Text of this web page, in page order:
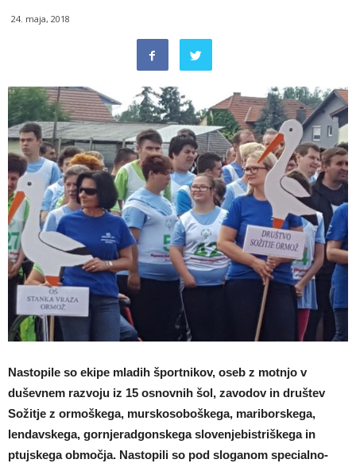
24. maja, 2018
Nastopile so ekipe mladih športnikov, oseb z motnjo v
duševnem razvoju iz 15 osnovnih šol, zavodov in društev
Sožitje z ormoškega, murskosoboškega, mariborskega,
lendavskega, gornjeradgonskega slovenjebistriškega in
ptujskega območja. Nastopili so pod sloganom specialno-